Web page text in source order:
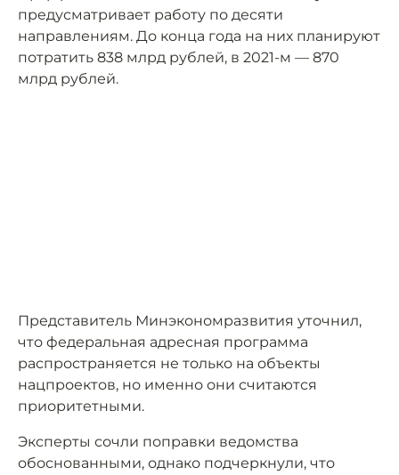
предусматривает работу по десяти
направлениям. До конца года на них планируют
потратить 838 млрд рублей, в 2021-м — 870
млрд рублей.
Представитель Минэкономразвития уточнил,
что федеральная адресная программа
распространяется не только на объекты
нацпроектов, но именно они считаются
приоритетными.
Эксперты сочли поправки ведомства
обоснованными, однако подчеркнули, что